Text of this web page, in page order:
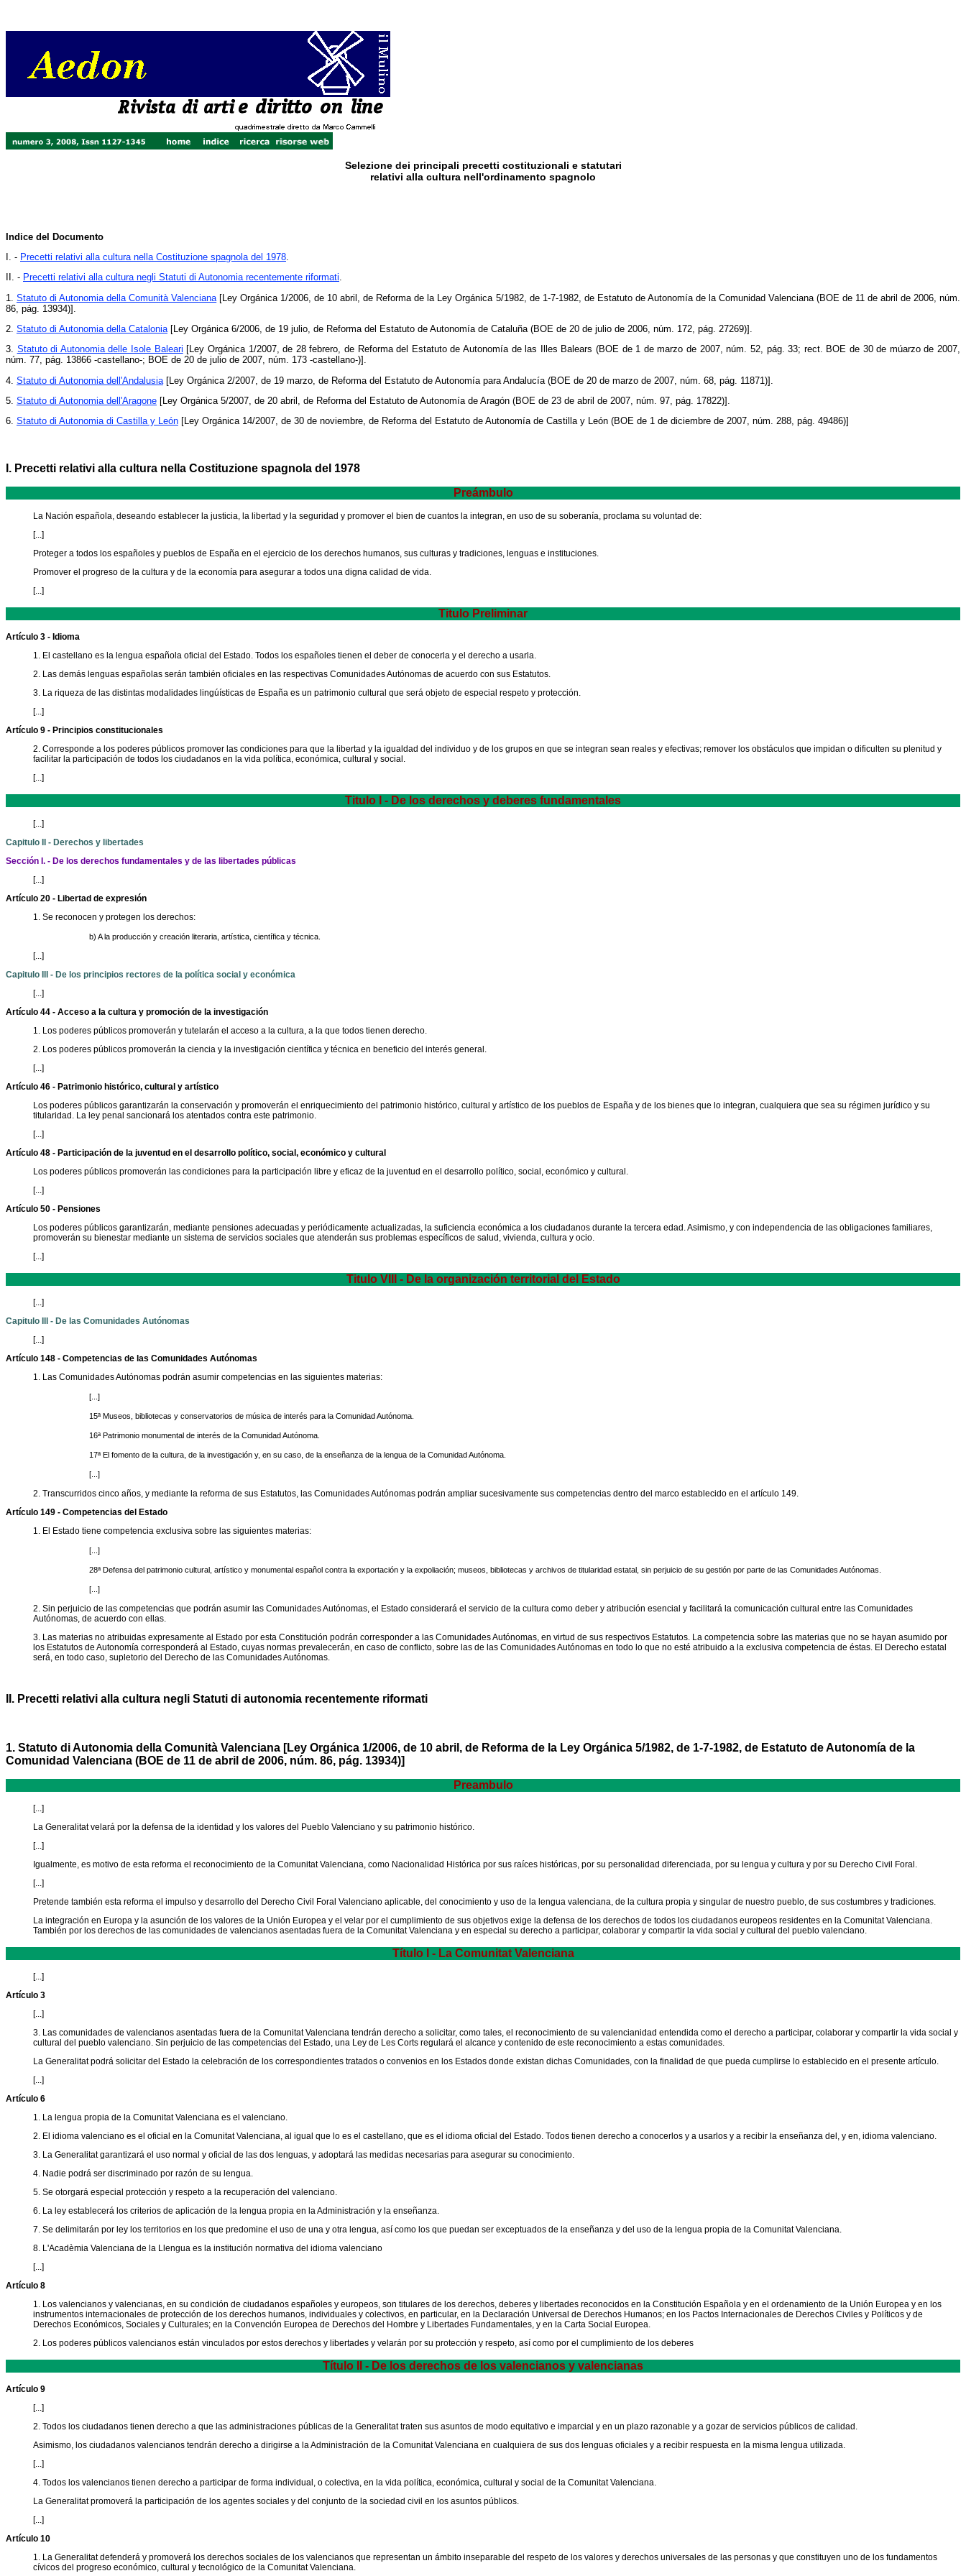
Selezione dei principali precetti costituzionali e statutari
relativi alla cultura nell'ordinamento spagnolo
Indice del Documento
I. - Precetti relativi alla cultura nella Costituzione spagnola del 1978
II. - Precetti relativi alla cultura negli Statuti di Autonomia recentemente riformati.
1.Statuto di Autonomia della Comunità Valenciana [Ley Orgánica 1/2006, de 10 abril, de Reforma de la Ley Orgánica 5/1982, de 1-7-1982, de Estatuto de Autonomía de la Comunidad Valenciana (BOE de 11 de abril de 2006, núm.
86, pág. 13934)].
2. Statuto di Autonomia della Catalonia [Ley Orgánica 6/2006, de 19 julio, de Reforma del Estatuto de Autonomía de Cataluña (BOE de 20 de julio de 2006, núm. 172, pág. 27269)].
3. Statuto di Autonomia delle Isole Baleari [Ley Orgánica 1/2007, de 28 febrero, de Reforma del Estatuto de Autonomía de las Illes Balears (BOE de 1 de marzo de 2007, núm. 52, pág. 33; rect. BOE de 30 de múarzo de 2007,
núm. 77, pág. 13866 -castellano-; BOE de 20 de julio de 2007, núm. 173 -castellano-)].
4. Statuto di Autonomia dell'Andalusia [Ley Orgánica 2/2007, de 19 marzo, de Reforma del Estatuto de Autonomía para Andalucía (BOE de 20 de marzo de 2007, núm. 68, pág. 11871)].
5. Statuto di Autonomia dell'Aragone [Ley Orgánica 5/2007, de 20 abril, de Reforma del Estatuto de Autonomía de Aragón (BOE de 23 de abril de 2007, núm. 97, pág. 17822)].
6. Statuto di Autonomia di Castilla y León [Ley Orgánica 14/2007, de 30 de noviembre, de Reforma del Estatuto de Autonomía de Castilla y León (BOE de 1 de diciembre de 2007, núm. 288, pág. 49486)]
I. Precetti relativi alla cultura nella Costituzione spagnola del 1978
Preámbulo
La Nación española, deseando establecer la justicia, la libertad y la seguridad y promover el bien de cuantos la integran, en uso de su soberanía, proclama su voluntad de:
[...]
Proteger a todos los españoles y pueblos de España en el ejercicio de los derechos humanos, sus culturas y tradiciones, lenguas e instituciones.
Promover el progreso de la cultura y de la economía para asegurar a todos una digna calidad de vida.
[...]
Titulo Preliminar
Artículo 3 - Idioma
1. El castellano es la lengua española oficial del Estado. Todos los españoles tienen el deber de conocerla y el derecho a usarla.
2. Las demás lenguas españolas serán también oficiales en las respectivas Comunidades Autónomas de acuerdo con sus Estatutos.
3. La riqueza de las distintas modalidades lingúísticas de España es un patrimonio cultural que será objeto de especial respeto y protección.
[...]
Artículo 9 - Principios constitucionales
2. Corresponde a los poderes públicos promover las condiciones para que la libertad y la igualdad del individuo y de los grupos en que se integran sean reales y efectivas; remover los obstáculos que impidan o dificulten su plenitud y
facilitar la participación de todos los ciudadanos en la vida política, económica, cultural y social.
[...]
Titulo I - De los derechos y deberes fundamentales
[...]
Capitulo II - Derechos y libertades
Sección I. - De los derechos fundamentales y de las libertades públicas
[...]
Artículo 20 - Libertad de expresión
1. Se reconocen y protegen los derechos:
b) A la producción y creación literaria, artística, científica y técnica.
[...]
Capitulo III - De los principios rectores de la política social y económica
[...]
Artículo 44 - Acceso a la cultura y promoción de la investigación
1. Los poderes públicos promoverán y tutelarán el acceso a la cultura, a la que todos tienen derecho.
2. Los poderes públicos promoverán la ciencia y la investigación científica y técnica en beneficio del interés general.
[...]
Artículo 46 - Patrimonio histórico, cultural y artístico
Los poderes públicos garantizarán la conservación y promoverán el enriquecimiento del patrimonio histórico, cultural y artístico de los pueblos de España y de los bienes que lo integran, cualquiera que sea su régimen jurídico y su
titularidad. La ley penal sancionará los atentados contra este patrimonio.
[...]
Artículo 48 - Participación de la juventud en el desarrollo político, social, económico y cultural
Los poderes públicos promoverán las condiciones para la participación libre y eficaz de la juventud en el desarrollo político, social, económico y cultural.
[...]
Artículo 50 - Pensiones
Los poderes públicos garantizarán, mediante pensiones adecuadas y periódicamente actualizadas, la suficiencia económica a los ciudadanos durante la tercera edad. Asimismo, y con independencia de las obligaciones familiares,
promoverán su bienestar mediante un sistema de servicios sociales que atenderán sus problemas específicos de salud, vivienda, cultura y ocio.
[...]
Titulo VIII - De la organización territorial del Estado
[...]
Capitulo III - De las Comunidades Autónomas
[...]
Artículo 148 - Competencias de las Comunidades Autónomas
1. Las Comunidades Autónomas podrán asumir competencias en las siguientes materias:
[...]
15ª Museos, bibliotecas y conservatorios de música de interés para la Comunidad Autónoma.
16ª Patrimonio monumental de interés de la Comunidad Autónoma.
17ª El fomento de la cultura, de la investigación y, en su caso, de la enseñanza de la lengua de la Comunidad Autónoma.
[...]
2. Transcurridos cinco años, y mediante la reforma de sus Estatutos, las Comunidades Autónomas podrán ampliar sucesivamente sus competencias dentro del marco establecido en el artículo 149.
Artículo 149 - Competencias del Estado
1. El Estado tiene competencia exclusiva sobre las siguientes materias:
[...]
28ª Defensa del patrimonio cultural, artístico y monumental español contra la exportación y la expoliación; museos, bibliotecas y archivos de titularidad estatal, sin perjuicio de su gestión por parte de las Comunidades Autónomas.
[...]
2. Sin perjuicio de las competencias que podrán asumir las Comunidades Autónomas, el Estado considerará el servicio de la cultura como deber y atribución esencial y facilitará la comunicación cultural entre las Comunidades
Autónomas, de acuerdo con ellas.
3. Las materias no atribuidas expresamente al Estado por esta Constitución podrán corresponder a las Comunidades Autónomas, en virtud de sus respectivos Estatutos. La competencia sobre las materias que no se hayan asumido por
los Estatutos de Autonomía corresponderá al Estado, cuyas normas prevalecerán, en caso de conflicto, sobre las de las Comunidades Autónomas en todo lo que no esté atribuido a la exclusiva competencia de éstas. El Derecho estatal
será, en todo caso, supletorio del Derecho de las Comunidades Autónomas.
II. Precetti relativi alla cultura negli Statuti di autonomia recentemente riformati
1. Statuto di Autonomia della Comunità Valenciana [Ley Orgánica 1/2006, de 10 abril, de Reforma de la Ley Orgánica 5/1982, de 1-7-1982, de Estatuto de Autonomía de la
Comunidad Valenciana (BOE de 11 de abril de 2006, núm. 86, pág. 13934)]
Preambulo
[...]
La Generalitat velará por la defensa de la identidad y los valores del Pueblo Valenciano y su patrimonio histórico.
[...]
Igualmente, es motivo de esta reforma el reconocimiento de la Comunitat Valenciana, como Nacionalidad Histórica por sus raíces históricas, por su personalidad diferenciada, por su lengua y cultura y por su Derecho Civil Foral.
[...]
Pretende también esta reforma el impulso y desarrollo del Derecho Civil Foral Valenciano aplicable, del conocimiento y uso de la lengua valenciana, de la cultura propia y singular de nuestro pueblo, de sus costumbres y tradiciones.
La integración en Europa y la asunción de los valores de la Unión Europea y el velar por el cumplimiento de sus objetivos exige la defensa de los derechos de todos los ciudadanos europeos residentes en la Comunitat Valenciana.
También por los derechos de las comunidades de valencianos asentadas fuera de la Comunitat Valenciana y en especial su derecho a participar, colaborar y compartir la vida social y cultural del pueblo valenciano.
Título I - La Comunitat Valenciana
[...]
Artículo 3
[...]
3. Las comunidades de valencianos asentadas fuera de la Comunitat Valenciana tendrán derecho a solicitar, como tales, el reconocimiento de su valencianidad entendida como el derecho a participar, colaborar y compartir la vida social y
cultural del pueblo valenciano. Sin perjuicio de las competencias del Estado, una Ley de Les Corts regulará el alcance y contenido de este reconocimiento a estas comunidades.
La Generalitat podrá solicitar del Estado la celebración de los correspondientes tratados o convenios en los Estados donde existan dichas Comunidades, con la finalidad de que pueda cumplirse lo establecido en el presente artículo.
[...]
Artículo 6
1. La lengua propia de la Comunitat Valenciana es el valenciano.
2. El idioma valenciano es el oficial en la Comunitat Valenciana, al igual que lo es el castellano, que es el idioma oficial del Estado. Todos tienen derecho a conocerlos y a usarlos y a recibir la enseñanza del, y en, idioma valenciano.
3. La Generalitat garantizará el uso normal y oficial de las dos lenguas, y adoptará las medidas necesarias para asegurar su conocimiento.
4. Nadie podrá ser discriminado por razón de su lengua.
5. Se otorgará especial protección y respeto a la recuperación del valenciano.
6. La ley establecerá los criterios de aplicación de la lengua propia en la Administración y la enseñanza.
7. Se delimitarán por ley los territorios en los que predomine el uso de una y otra lengua, así como los que puedan ser exceptuados de la enseñanza y del uso de la lengua propia de la Comunitat Valenciana.
8. L'Acadèmia Valenciana de la Llengua es la institución normativa del idioma valenciano
[...]
Artículo 8
1. Los valencianos y valencianas, en su condición de ciudadanos españoles y europeos, son titulares de los derechos, deberes y libertades reconocidos en la Constitución Española y en el ordenamiento de la Unión Europea y en los
instrumentos internacionales de protección de los derechos humanos, individuales y colectivos, en particular, en la Declaración Universal de Derechos Humanos; en los Pactos Internacionales de Derechos Civiles y Políticos y de
Derechos Económicos, Sociales y Culturales; en la Convención Europea de Derechos del Hombre y Libertades Fundamentales, y en la Carta Social Europea.
2. Los poderes públicos valencianos están vinculados por estos derechos y libertades y velarán por su protección y respeto, así como por el cumplimiento de los deberes
Título II - De los derechos de los valencianos y valencianas
Artículo 9
[...]
2. Todos los ciudadanos tienen derecho a que las administraciones públicas de la Generalitat traten sus asuntos de modo equitativo e imparcial y en un plazo razonable y a gozar de servicios públicos de calidad.
Asimismo, los ciudadanos valencianos tendrán derecho a dirigirse a la Administración de la Comunitat Valenciana en cualquiera de sus dos lenguas oficiales y a recibir respuesta en la misma lengua utilizada.
[...]
4. Todos los valencianos tienen derecho a participar de forma individual, o colectiva, en la vida política, económica, cultural y social de la Comunitat Valenciana.
La Generalitat promoverá la participación de los agentes sociales y del conjunto de la sociedad civil en los asuntos públicos.
[...]
Artículo 10
1. La Generalitat defenderá y promoverá los derechos sociales de los valencianos que representan un ámbito inseparable del respeto de los valores y derechos universales de las personas y que constituyen uno de los fundamentos
cívicos del progreso económico, cultural y tecnológico de la Comunitat Valenciana.